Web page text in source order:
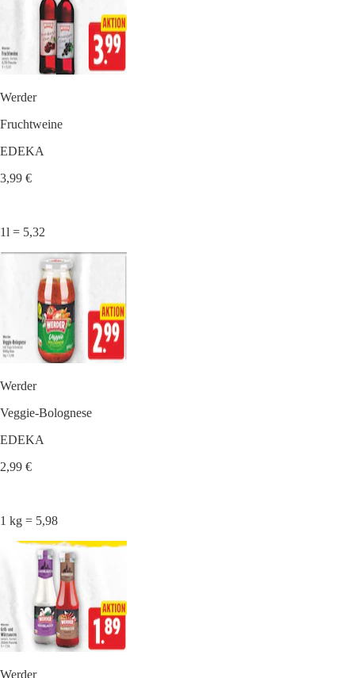
Werder
Fruchtweine
EDEKA
3,99 €
1l = 5,32
Werder
Veggie-Bolognese
EDEKA
2,99 €
1 kg = 5,98
Werder